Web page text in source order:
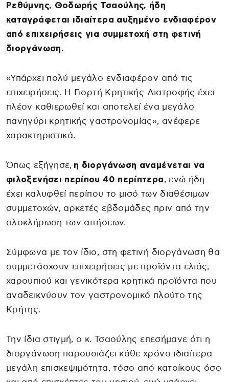
Ρεθύμνης, Θοδωρής Τσαούλης, ήδη
καταγράφεται ιδιαίτερα αυξημένο ενδιαφέρον
από επιχειρήσεις για συμμετοχή στη φετινή
διοργάνωση.
«Υπάρχει πολύ μεγάλο ενδιαφέρον από τις
επιχειρήσεις. Η Γιορτή Κρητικής Διατροφής έχει
πλέον καθιερωθεί και αποτελεί ένα μεγάλο
πανηγύρι κρητικής γαστρονομίας», ανέφερε
χαρακτηριστικά.
Όπως εξήγησε, η διοργάνωση αναμένεται να
φιλοξενήσει περίπου 40 περίπτερα, ενώ ήδη
έχει καλυφθεί περίπου το μισό των διαθέσιμων
συμμετοχών, αρκετές εβδομάδες πριν από την
ολοκλήρωση των αιτήσεων.
Σύμφωνα με τον ίδιο, στη φετινή διοργάνωση θα
συμμετάσχουν επιχειρήσεις με προϊόντα ελιάς,
χαρουπιού και γενικότερα κρητικά προϊόντα που
αναδεικνύουν τον γαστρονομικό πλούτο της
Κρήτης.
Την ίδια στιγμή, ο κ. Τσαούλης επεσήμανε ότι η
διοργάνωση παρουσιάζει κάθε χρόνο ιδιαίτερα
μεγάλη επισκεψιμότητα, τόσο από κατοίκους όσο